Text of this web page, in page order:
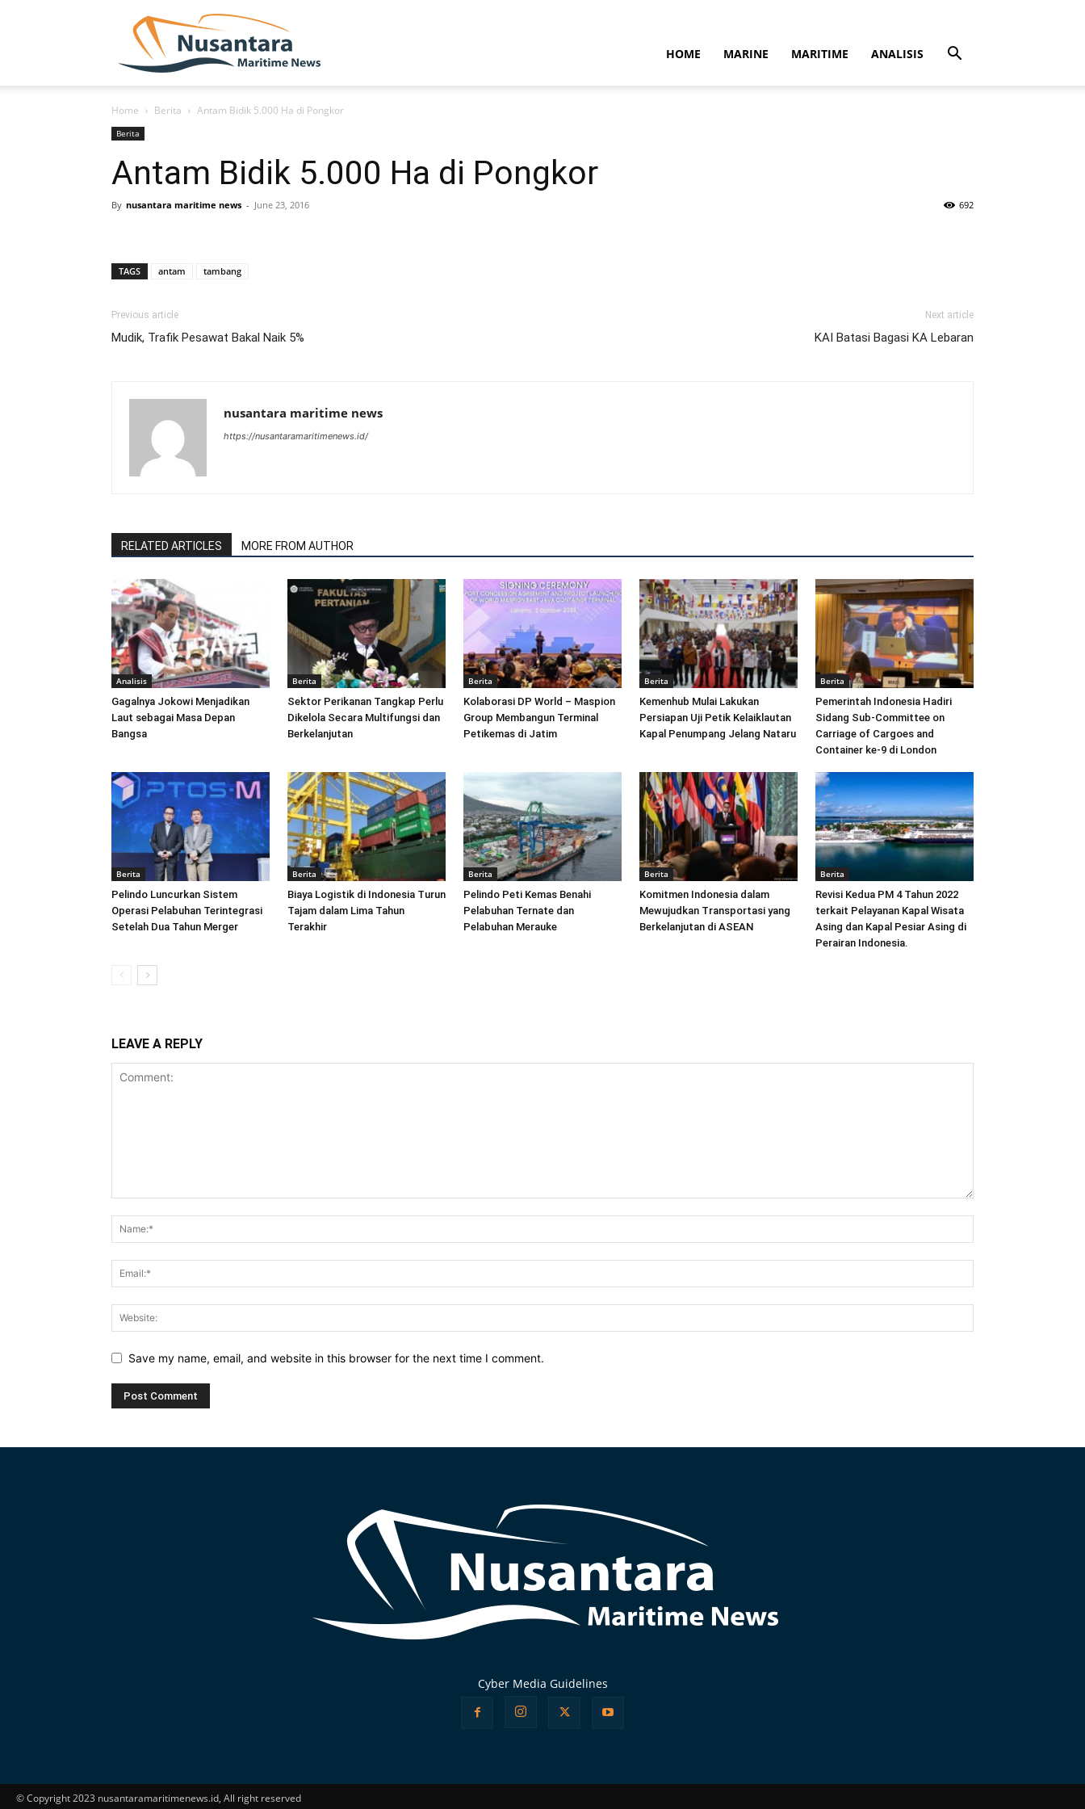
HOME MARINE MARITIME ANALISIS
Home Berita Antam Bidik 5.000 Ha di Pongkor
Berita
Antam Bidik 5.000 Ha di Pongkor
By nusantara maritime news - June 23, 2016 692
TAGS antam tambang
Previous article
Mudik, Trafik Pesawat Bakal Naik 5%
Next article
KAI Batasi Bagasi KA Lebaran
nusantara maritime news
https://nusantaramaritimenews.id/
RELATED ARTICLES MORE FROM AUTHOR
Analisis
Gagalnya Jokowi Menjadikan
Laut sebagai Masa Depan
Bangsa
Berita
Sektor Perikanan Tangkap Perlu
Dikelola Secara Multifungsi dan
Berkelanjutan
Berita
Kolaborasi DP World – Maspion
Group Membangun Terminal
Petikemas di Jatim
Berita
Kemenhub Mulai Lakukan
Persiapan Uji Petik Kelaiklautan
Kapal Penumpang Jelang Nataru
Berita
Pemerintah Indonesia Hadiri
Sidang Sub-Committee on
Carriage of Cargoes and
Container ke-9 di London
Berita
Pelindo Luncurkan Sistem
Operasi Pelabuhan Terintegrasi
Setelah Dua Tahun Merger
Berita
Biaya Logistik di Indonesia Turun
Tajam dalam Lima Tahun
Terakhir
Berita
Pelindo Peti Kemas Benahi
Pelabuhan Ternate dan
Pelabuhan Merauke
Berita
Komitmen Indonesia dalam
Mewujudkan Transportasi yang
Berkelanjutan di ASEAN
Berita
Revisi Kedua PM 4 Tahun 2022
terkait Pelayanan Kapal Wisata
Asing dan Kapal Pesiar Asing di
Perairan Indonesia.
LEAVE A REPLY
Save my name, email, and website in this browser for the next time I comment.
Cyber Media Guidelines
© Copyright 2023 nusantaramaritimenews.id, All right reserved